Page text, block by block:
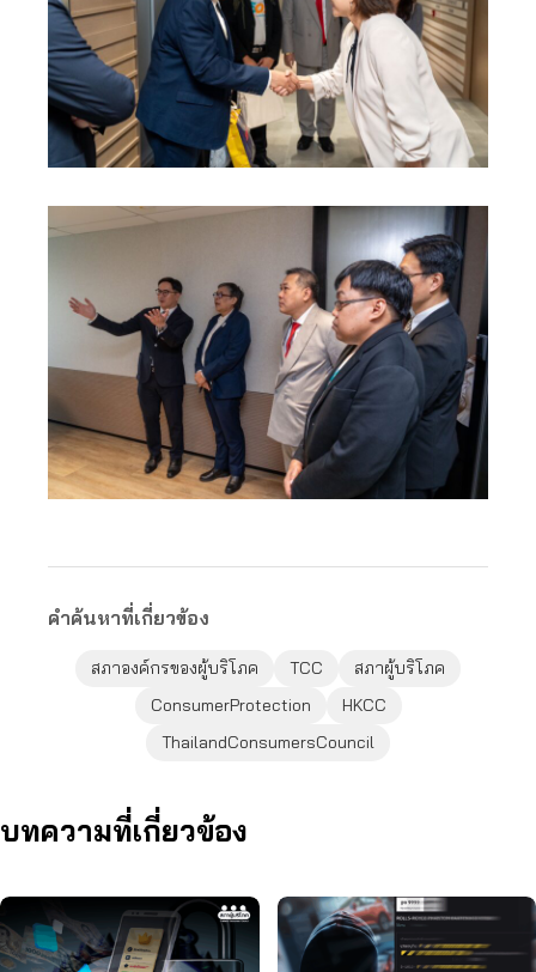
คำค้นหาที่เกี่ยวข้อง
สภาองค์กรของผู้บริโภค TCC
สภาผู้บริโภค
ConsumerProtection
HKCC
ThailandConsumersCouncil
บทความที่เกี่ยวข้อง